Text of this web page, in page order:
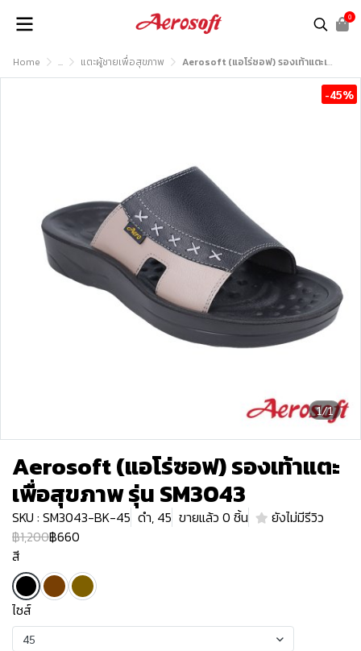
0
Home ... แตะผู้ชายเพื่อสุขภาพ Aerosoft (แอโร่ซอฟ) รองเท้าแตะเพื่อสุขภาพ รุ่น SM3043
1/1
-45%
Aerosoft (แอโร่ซอฟ) รองเท้าแตะ
เพื่อสุขภาพ รุ่น SM3043
SKU : SM3043-BK-45 ดำ, 45 ขายแล้ว 0 ชิ้น
ยังไม่มีรีวิว
฿1,200฿660
สี
ไซส์
45